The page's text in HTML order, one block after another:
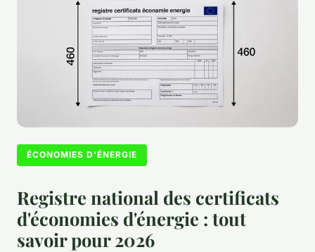
ÉCONOMIES D'ÉNERGIE
Registre national des certificats
d'économies d'énergie : tout
savoir pour 2026